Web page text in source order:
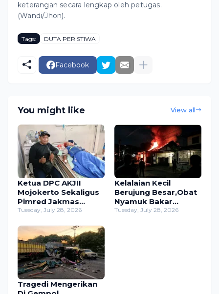
keterangan secara lengkap oleh petugas.
(Wandi/Jhon).
Tags: DUTA PERISTIWA
Facebook
You might like View all
Ketua DPC AKJII
Mojokerto Sekaligus
Pimred Jakmas
Jenguk Zaenal
Terpatok Ular Cobra
Tuesday, July 28, 2026
Kelalaian Kecil
Berujung Besar,Obat
Nyamuk Bakar
Hanguskan Rumah
Tuesday, July 28, 2026
Tragedi Mengerikan